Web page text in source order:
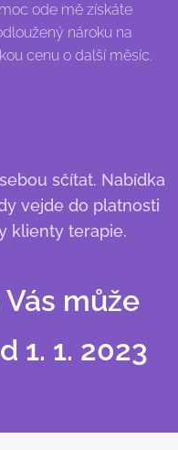
ode mě získáte
nároku na
cenu o další měsíc.
sčítat. Nabídka
vejde do platnosti
klienty terapie.
může
1. 1. 2023